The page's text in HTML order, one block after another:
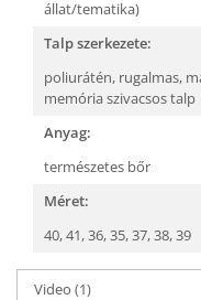
állat/tematika)
Talp szerkezete:
poliurátén, rugalmas,
memória szivacsos talp
Anyag:
természetes bőr
Méret:
40,41,36,35,37,38,39
Video (1)